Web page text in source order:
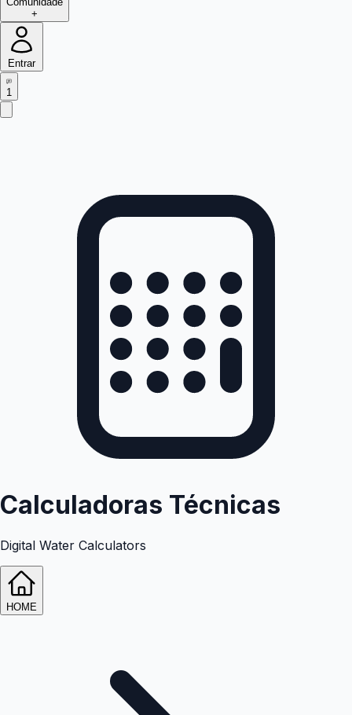
+
Entrar
1
Calculadoras Técnicas
Digital Water Calculators
HOME